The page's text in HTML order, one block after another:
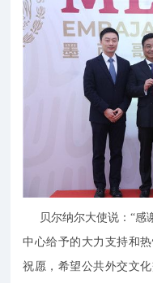
贝尔纳尔大使说：“感
中心给予的大力支持和
祝愿，希望公共外交文